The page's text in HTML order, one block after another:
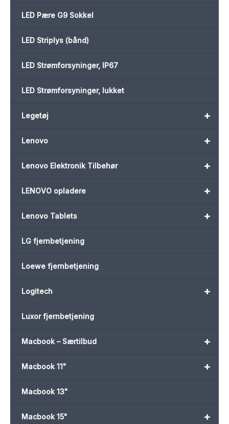
LED Pære G9 Sokkel
LED Striplys (bånd)
LED Strømforsyninger, IP67
LED Strømforsyninger, lukket
+
Legetøj
+
Lenovo
+
Lenovo Elektronik Tilbehør
+
LENOVO opladere
+
Lenovo Tablets
LG fjernbetjening
Loewe fjernbetjening
+
Logitech
Luxor fjernbetjening
+
Macbook – Særtilbud
+
Macbook 11"
Macbook 13"
+
Macbook 15"